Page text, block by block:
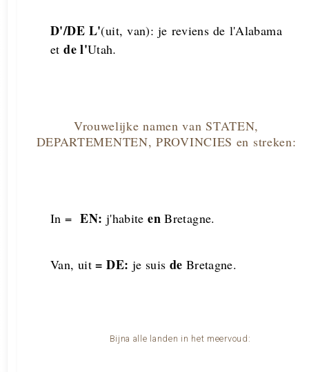
D'/DE L'(uit, van): je reviens de l'Alabama
etde l'Utah.
Vrouwelijke namen van STATEN,
DEPARTEMENTEN, PROVINCIES en streken:
In = EN: j'habiteenBretagne.
Van, uit= DE: je suis de Bretagne.
Bijna alle landen in het meervoud: